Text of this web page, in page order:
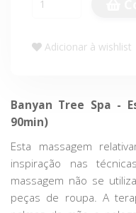
Adicionar à wishlist
Banyan Tree Spa -
90min)
Esta massagem
inspiração nas
massagem não se
peças de roupa. A